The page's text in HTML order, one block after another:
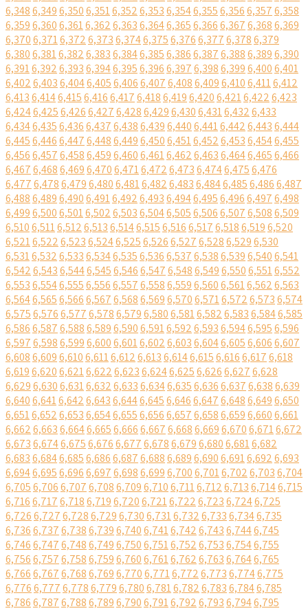
6,3486,3496,3506,3516,3526,3536,3546,3556,3566,3576,358
6,3596,3606,3616,3626,3636,3646,3656,3666,3676,3686,369
6,3706,3716,3726,3736,3746,3756,3766,3776,3786,379
6,3806,3816,3826,3836,3846,3856,3866,3876,3886,3896,390
6,3916,3926,3936,3946,3956,3966,3976,3986,3996,4006,401
6,4026,4036,4046,4056,4066,4076,4086,4096,4106,4116,412
6,4136,4146,4156,4166,4176,4186,4196,4206,4216,4226,423
6,4246,4256,4266,4276,4286,4296,4306,4316,4326,433
6,4346,4356,4366,4376,4386,4396,4406,4416,4426,4436,444
6,4456,4466,4476,4486,4496,4506,4516,4526,4536,4546,455
6,4566,4576,4586,4596,4606,4616,4626,4636,4646,4656,466
6,4676,4686,4696,4706,4716,4726,4736,4746,4756,476
6,4776,4786,4796,4806,4816,4826,4836,4846,4856,4866,487
6,4886,4896,4906,4916,4926,4936,4946,4956,4966,4976,498
6,4996,5006,5016,5026,5036,5046,5056,5066,5076,5086,509
6,5106,5116,5126,5136,5146,5156,5166,5176,5186,5196,520
6,5216,5226,5236,5246,5256,5266,5276,5286,5296,530
6,5316,5326,5336,5346,5356,5366,5376,5386,5396,5406,541
6,5426,5436,5446,5456,5466,5476,5486,5496,5506,5516,552
6,5536,5546,5556,5566,5576,5586,5596,5606,5616,5626,563
6,5646,5656,5666,5676,5686,5696,5706,5716,5726,5736,574
6,5756,5766,5776,5786,5796,5806,5816,5826,5836,5846,585
6,5866,5876,5886,5896,5906,5916,5926,5936,5946,5956,596
6,5976,5986,5996,6006,6016,6026,6036,6046,6056,6066,607
6,6086,6096,6106,6116,6126,6136,6146,6156,6166,6176,618
6,6196,6206,6216,6226,6236,6246,6256,6266,6276,628
6,6296,6306,6316,6326,6336,6346,6356,6366,6376,6386,639
6,6406,6416,6426,6436,6446,6456,6466,6476,6486,6496,650
6,6516,6526,6536,6546,6556,6566,6576,6586,6596,6606,661
6,6626,6636,6646,6656,6666,6676,6686,6696,6706,6716,672
6,6736,6746,6756,6766,6776,6786,6796,6806,6816,682
6,6836,6846,6856,6866,6876,6886,6896,6906,6916,6926,693
6,6946,6956,6966,6976,6986,6996,7006,7016,7026,7036,704
6,7056,7066,7076,7086,7096,7106,7116,7126,7136,7146,715
6,7166,7176,7186,7196,7206,7216,7226,7236,7246,725
6,7266,7276,7286,7296,7306,7316,7326,7336,7346,735
6,7366,7376,7386,7396,7406,7416,7426,7436,7446,745
6,7466,7476,7486,7496,7506,7516,7526,7536,7546,755
6,7566,7576,7586,7596,7606,7616,7626,7636,7646,765
6,7666,7676,7686,7696,7706,7716,7726,7736,7746,775
6,7766,7776,7786,7796,7806,7816,7826,7836,7846,785
6,7866,7876,7886,7896,7906,7916,7926,7936,7946,795